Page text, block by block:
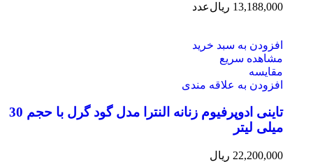
13,188,000 ریالعدد
افزودن به سبد خرید
مشاهده سریع
مقایسه
افزودن به علاقه مندی
تاینی ادوپرفیوم زنانه النترا مدل گود گرل با حجم 30
میلی لیتر
22,200,000 ریال